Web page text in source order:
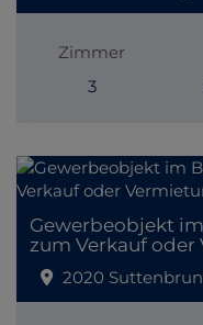
Zimmer
3
Gewerbeobjekt
zum Verkauf oder
2020